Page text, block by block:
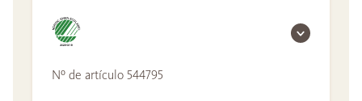
Nº de artículo 544795